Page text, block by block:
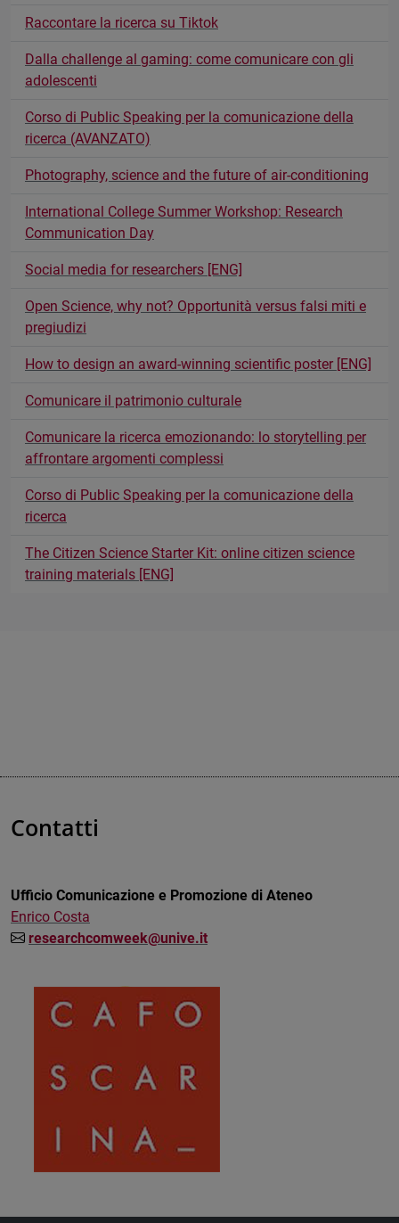
Raccontare la ricerca su Tiktok
Dalla challenge al gaming: come comunicare con gli
adolescenti
Corso di Public Speaking per la comunicazione della
ricerca (AVANZATO)
Photography, science and the future of air-conditioning
International College Summer Workshop: Research
Communication Day
Social media for researchers [ENG]
Open Science, why not? Opportunità versus falsi miti e
pregiudizi
How to design an award-winning scientific poster [ENG]
Comunicare il patrimonio culturale
Comunicare la ricerca emozionando: lo storytelling per
affrontare argomenti complessi
Corso di Public Speaking per la comunicazione della
ricerca
The Citizen Science Starter Kit: online citizen science
training materials [ENG]
Contatti
Ufficio Comunicazione e Promozione di Ateneo
Enrico Costa
researchcomweek@unive.it